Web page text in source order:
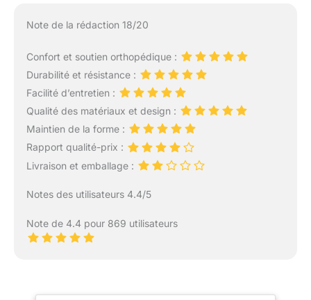
Note de la rédaction 18/20
Confort et soutien orthopédique :
Durabilité et résistance :
Facilité d’entretien :
Qualité des matériaux et design :
Maintien de la forme :
Rapport qualité-prix :
Livraison et emballage :
Notes des utilisateurs 4.4/5
Note de 4.4 pour 869 utilisateurs